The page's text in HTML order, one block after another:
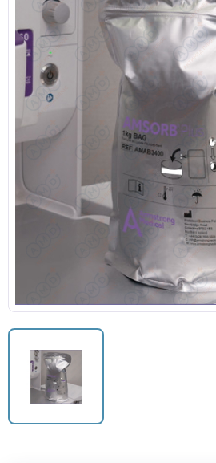
Эндобронхиальные трубки
Эндотрахеальные трубки
Ларингеальные маски
Кислородные маски
Кислородные маски и канюли
Камеры увлажнителя
Центральный венозный катетер
Закрытая аспирационная
Мешок АМБУ